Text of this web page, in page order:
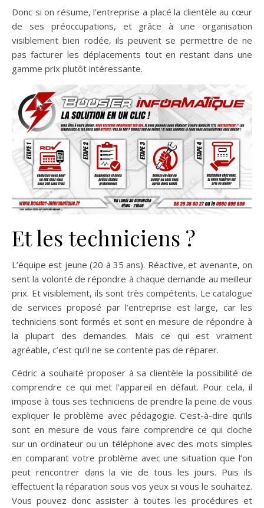
Donc si on résume, l’entreprise a placé la clientèle au cœur
de ses préoccupations, et grâce à une organisation
visiblement bien rodée, ils peuvent se permettre de ne
pas facturer les déplacements tout en restant dans une
gamme prix plutôt intéressante.
Et les techniciens ?
L’équipe est jeune (20 à 35 ans). Réactive, et avenante, on
sent la volonté de répondre à chaque demande au meilleur
prix. Et visiblement, ils sont très compétents. Le catalogue
de services proposé par l’entreprise est large, car les
techniciens sont formés et sont en mesure de répondre à
la plupart des demandes. Mais ce qui est vraiment
agréable, c’est qu’il ne se contente pas de réparer.
Cédric a souhaité proposer à sa clientèle la possibilité de
comprendre ce qui met l’appareil en défaut. Pour cela, il
impose à tous ses techniciens de prendre la peine de vous
expliquer le problème avec pédagogie. C’est-à-dire qu’ils
sont en mesure de vous faire comprendre ce qui cloche
sur un ordinateur ou un téléphone avec des mots simples
en comparant votre problème avec une situation que l’on
peut rencontrer dans la vie de tous les jours. Puis ils
effectuent la réparation sous vos yeux si vous le souhaitez.
Vous pouvez donc assister à toutes les procédures et